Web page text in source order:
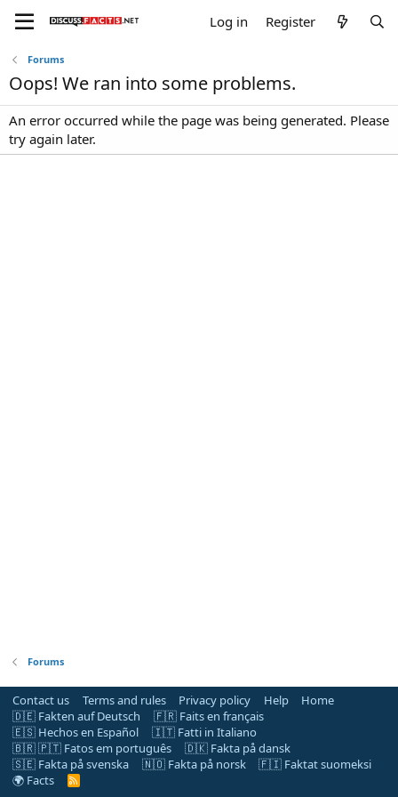
Log in Register
Forums
Oops! We ran into some problems.
An error occurred while the page was being generated. Please
try again later.
Forums
Contact us Terms and rules Privacy policy Help
Home
🇩🇪 Fakten auf Deutsch
🇫🇷 Faits en français
🇪🇸 Hechos en Español
🇮🇹 Fatti in Italiano
🇧🇷 🇵🇹 Fatos em português
🇩🇰 Fakta på dansk
🇸🇪 Fakta på svenska
🇳🇴 Fakta på norsk
🇫🇮 Faktat suomeksi
🌍 Facts
R